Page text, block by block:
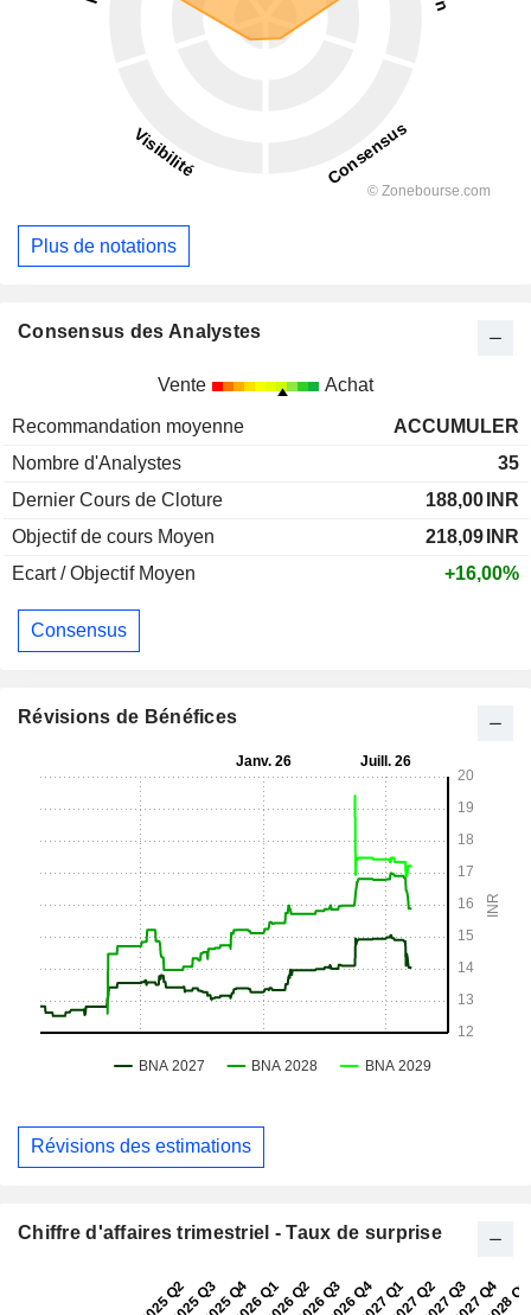
Plus de notations
Consensus des Analystes
Vente Achat
Recommandation moyenne
ACCUMULER
Nombre d'Analystes
35
Dernier Cours de Cloture
188,00 INR
Objectif de cours Moyen
218,09 INR
Ecart / Objectif Moyen
+16,00%
Consensus
Révisions de Bénéfices
Révisions des estimations
Chiffre d'affaires trimestriel - Taux de surprise